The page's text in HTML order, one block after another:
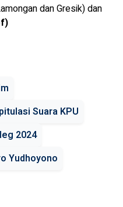
dan Gresik) dan
Suara KPU
2024
Yudhoyono